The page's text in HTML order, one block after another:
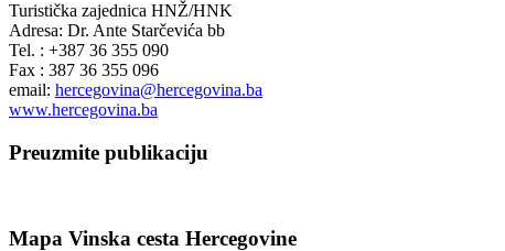
Turistička zajednica HNŽ/HNK
Adresa: Dr. Ante Starčevića bb
Tel. : +387 36 355 090
Fax : 387 36 355 096
email: hercegovina@hercegovina.ba
www.hercegovina.ba
Preuzmite publikaciju
Mapa Vinska cesta Hercegovine